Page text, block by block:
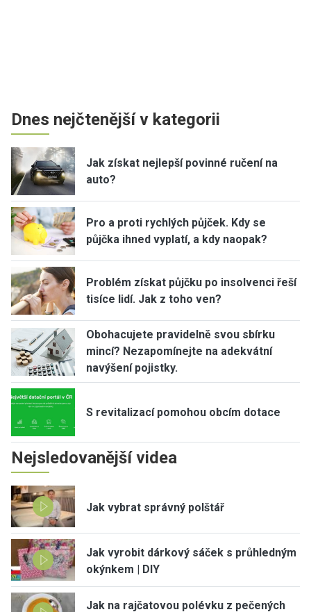
Dnes nejčtenější v kategorii
Jak získat nejlepší povinné ručení na
auto?
Pro a proti rychlých půjček. Kdy se
půjčka ihned vyplatí, a kdy naopak?
Problém získat půjčku po insolvenci řeší
tisíce lidí. Jak z toho ven?
Obohacujete pravidelně svou sbírku
mincí? Nezapomínejte na adekvátní
navýšení pojistky.
S revitalizací pomohou obcím dotace
Nejsledovanější videa
Jak vybrat správný polštář
Jak vyrobit dárkový sáček s průhledným
okýnkem | DIY
Jak na rajčatovou polévku z pečených